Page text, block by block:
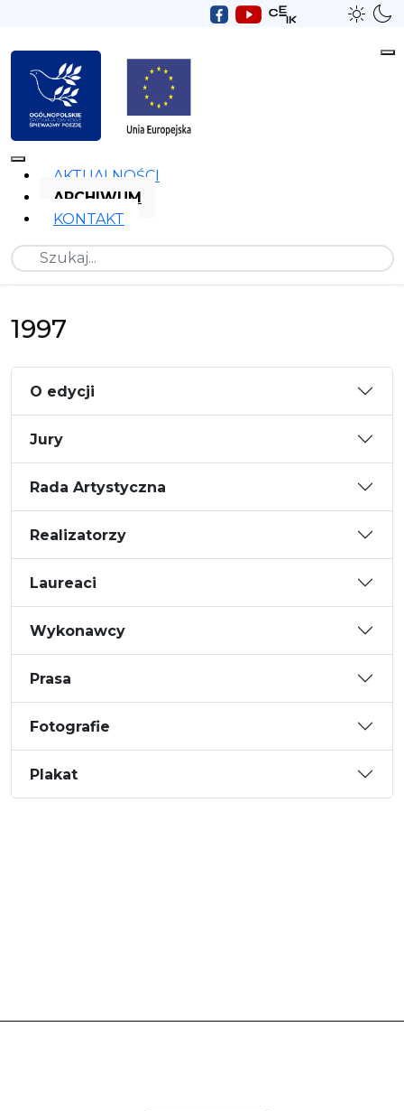
AKTUALNOŚCI
ARCHIWUM
KONTAKT
Szukaj
1997
O edycji
Jury
Rada Artystyczna
Realizatorzy
Laureaci
Wykonawcy
Prasa
Fotografie
Plakat